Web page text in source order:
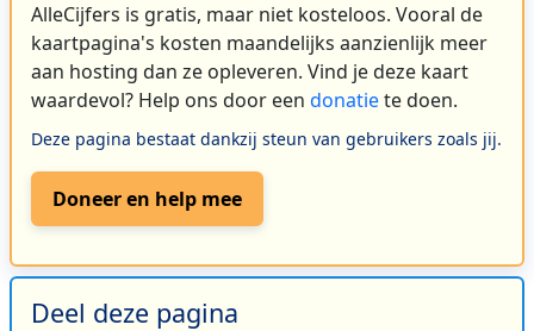
AlleCijfers is gratis, maar niet kosteloos. Vooral de
kaartpagina's kosten maandelijks aanzienlijk meer
aan hosting dan ze opleveren. Vind je deze kaart
waardevol? Help ons door een donatiete doen.
Deze pagina bestaat dankzij steun van gebruikers zoals jij.
Doneer en help mee
Deel deze pagina